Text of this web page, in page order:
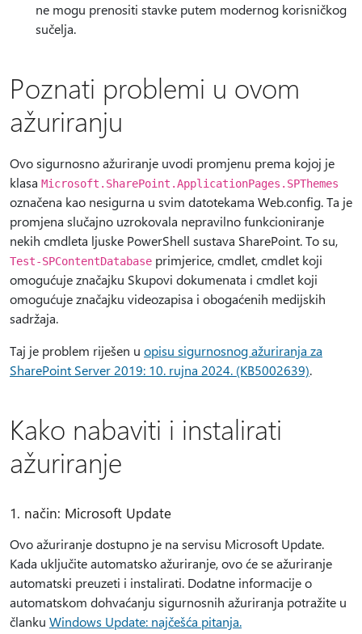
ne mogu prenositi stavke putem modernog korisničkog
sučelja.
Poznati problemi u ovom
ažuriranju
Ovo sigurnosno ažuriranje uvodi promjenu prema kojoj je
klasa Microsoft.SharePoint.ApplicationPages.SPThemes
označena kao nesigurna u svim datotekama Web.config. Ta je
promjena slučajno uzrokovala nepravilno funkcioniranje
nekih cmdleta ljuske PowerShell sustava SharePoint. To su,
Test-SPContentDatabase primjerice, cmdlet, cmdlet koji
omogućuje značajku Skupovi dokumenata i cmdlet koji
omogućuje značajku videozapisa i obogaćenih medijskih
sadržaja.
Taj je problem riješen u opisu sigurnosnog ažuriranja za
SharePoint Server 2019: 10. rujna 2024. (KB5002639).
Kako nabaviti i instalirati
ažuriranje
1. način: Microsoft Update
Ovo ažuriranje dostupno je na servisu Microsoft Update.
Kada uključite automatsko ažuriranje, ovo će se ažuriranje
automatski preuzeti i instalirati. Dodatne informacije o
automatskom dohvaćanju sigurnosnih ažuriranja potražite u
članku Windows Update: najčešća pitanja.